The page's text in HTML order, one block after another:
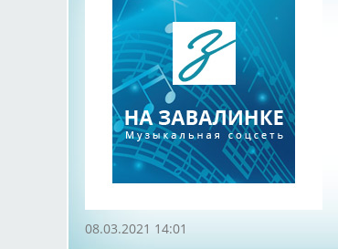
08.03.2021 14:01